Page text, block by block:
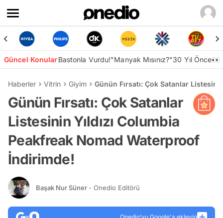
Güncel KonularBastonla Vurdu!"Manyak Mısınız?"30 Yıl Önce👀
Haberler Vitrin Giyim Günün Fırsatı: Çok Satanlar
Günün Fırsatı: Çok Satanlar
Listesinin Yıldızı Columbia
Peakfreak Nomad Waterproof
İndirimde!
Başak Nur Süner - Onedio Editörü